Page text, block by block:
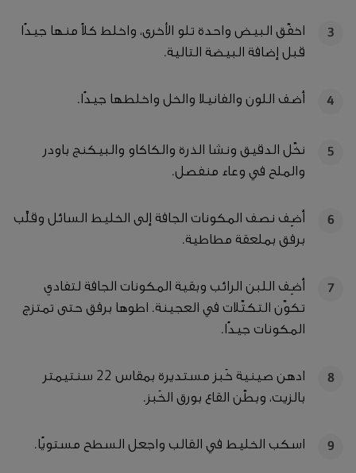
3
اخفّق البيض واحدة تلو الأخرى، واخلط كلاً منها جيدًا
قبل إضافة البيضة التالية.
4 أضف اللون والفانيلا والخل واخلطها جيدًا.
5
نخّل الدقيق ونشا الذرة والكاكاو والبيكنج باودر
والملح في وعاء منفصل.
6
أضِف نصف المكونات الجافة إلى الخليط السائل وقلِّب
برفق بملعقة مطاطية.
7
أضِف اللبن الرائب وبقية المكونات الجافة لتفادي
تكوّن التكتّلات في العجينة. اطوها برفق حتى تمتزج
المكونات جيدًا.
8
ادهن صينية خَبز مستديرة بمقاس 22 سنتيمتر
بالزيت، وبطّن القاع بورق الخَبز.
9 اسكب الخليط في القالب واجعل السطح مستويًا.